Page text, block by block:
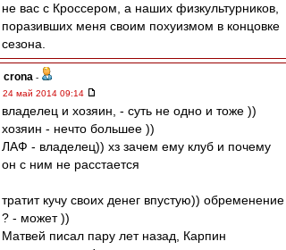
не вас с Кроссером, а наших физкультурников,
поразивших меня своим похуизмом в концовке
сезона.
crona -
24 май 2014 09:14
владелец и хозяин, - суть не одно и тоже ))
хозяин - нечто большее ))
ЛАФ - владелец)) хз зачем ему клуб и почему
он с ним не расстается
тратит кучу своих денег впустую)) обременение
? - может ))
Матвей писал пару лет назад, Карпин